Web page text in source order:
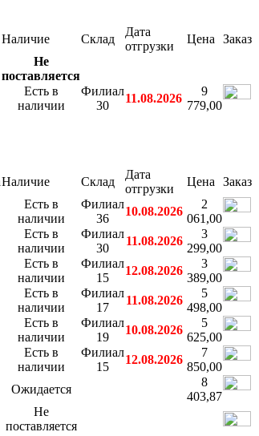
Наличие Склад
Дата
отгрузки
Цена Заказ
Не
поставляется
Есть в
наличии
Филиал
30
11.08.2026
9
779,00
Наличие Склад
Дата
отгрузки
Цена Заказ
Есть в
наличии
Филиал
36
10.08.2026
2
061,00
Есть в
наличии
Филиал
30
11.08.2026
3
299,00
Есть в
наличии
Филиал
15
12.08.2026
3
389,00
Есть в
наличии
Филиал
17
11.08.2026
5
498,00
Есть в
наличии
Филиал
19
10.08.2026
5
625,00
Есть в
наличии
Филиал
15
12.08.2026
7
850,00
Ожидается
8
403,87
Не
поставляется